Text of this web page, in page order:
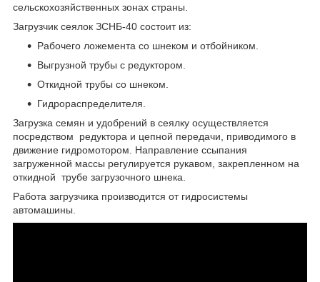
сельскохозяйственных зонах страны.
Загрузчик сеялок ЗСНБ-40 состоит из:
Рабочего ложемента со шнеком и отбойником.
Выгрузной трубы с редуктором.
Откидной трубы со шнеком.
Гидрораспределителя.
Загрузка семян и удобрений в сеялку осуществляется
посредством редуктора и цепной передачи, приводимого в
движение гидромотором. Направление ссыпания
загруженной массы регулируется рукавом, закрепленном на
откидной трубе загрузочного шнека.
Работа загрузчика производится от гидросистемы
автомашины.